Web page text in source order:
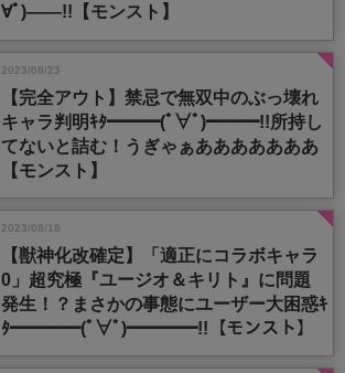
∀ﾟ)――!!【モンスト】
2023/08/23
【完全アウト】禁忌で無双中のぶっ壊れ
キャラ判明ｷﾀ━━━(ﾟ∀ﾟ)━━━!!所持し
てないと詰む！うぎゃぁあああああああ
【モンスト】
2023/08/18
【獣神化改確定】「適正にコラボキャラ
0」超究極『ユージオ＆キリト』に問題
発生！？まさかの事態にユーザー大困惑ｷ
ﾀ━━━━(ﾟ∀ﾟ)━━━━!!【モンスト】